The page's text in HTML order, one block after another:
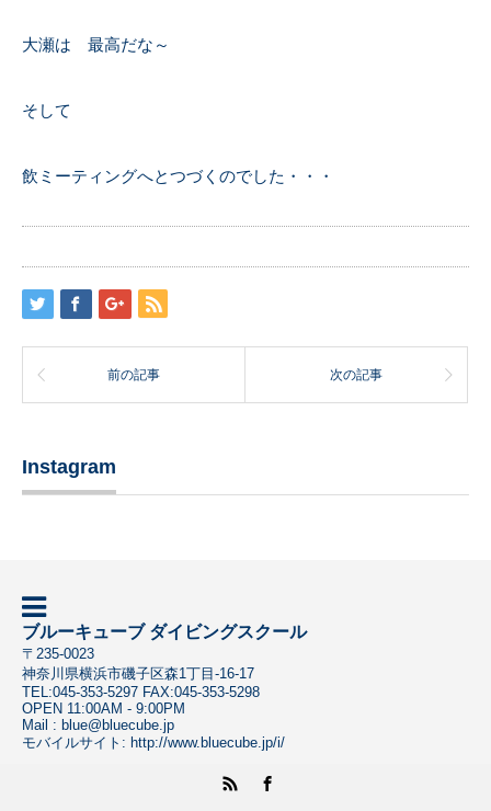
大瀬は 最高だな～
そして
飲ミーティングへとつづくのでした・・・
前の記事 次の記事
Instagram
ブルーキューブ ダイビングスクール
〒 235-0023
神奈川県横浜市磯子区森1丁目-16-17
TEL:045-353-5297 FAX:045-353-5298
OPEN 11:00AM - 9:00PM
Mail : blue@bluecube.jp
モバイルサイト: http://www.bluecube.jp/i/